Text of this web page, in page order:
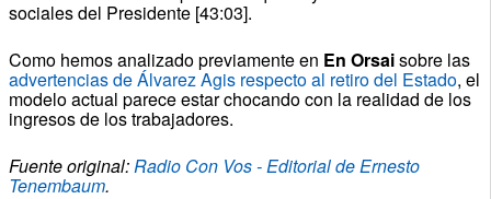
sociales del Presidente [43:03].
Como hemos analizado previamente en En Orsaisobre las
advertencias de Álvarez Agis respecto al retiro del Estado, el
modelo actual parece estar chocando con la realidad de los
ingresos de los trabajadores.
Fuente original:Radio Con Vos - Editorial de Ernesto
Tenembaum.